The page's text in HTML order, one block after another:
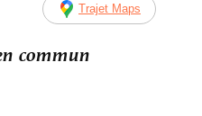
Trajet Maps
commun